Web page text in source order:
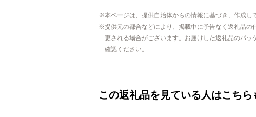
本ページは、提供自治体からの情報に基づき、作成し
提供元の都合などにより、掲載中に予告なく返礼品
更される場合がございます。お届けした返礼品のパ
確認ください。
この返礼品を見ている人はこちら